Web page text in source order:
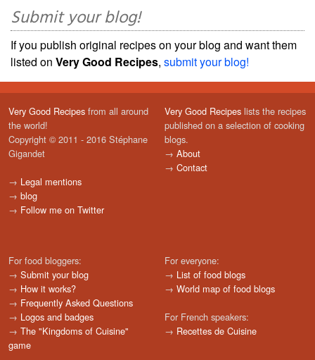
Submit your blog!
If you publish original recipes on your blog and want them
listed on Very Good Recipes, submit your blog!
Very Good Recipes from all around
the world!
Copyright © 2011 - 2016 Stéphane
Gigandet
→ Legal mentions
→ blog
→ Follow me on Twitter
Very Good Recipes lists the recipes
published on a selection of cooking
blogs.
→ About
→ Contact
For food bloggers:
→ Submit your blog
→ How it works?
→ Frequently Asked Questions
→ Logos and badges
→ The "Kingdoms of Cuisine"
game
For everyone:
→ List of food blogs
→ World map of food blogs
For French speakers:
→ Recettes de Cuisine